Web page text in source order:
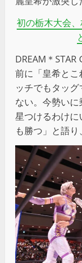
初の栃木大会
DREAM＊
前に「皇希と
ッチでもタッ
ない。今勢い
星つけるわけ
も勝つ」と語り